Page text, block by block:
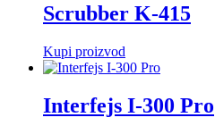
Scrubber K-415
Kupi proizvod
Interfejs I-300 Pro